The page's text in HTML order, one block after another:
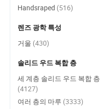
Handsraped (516)
렌즈 광학 특성
거울 (430)
솔리드 우드 복합 층
세 계층 솔리드 우드 복합 층
(4127)
여러 층의 마루 (3333)